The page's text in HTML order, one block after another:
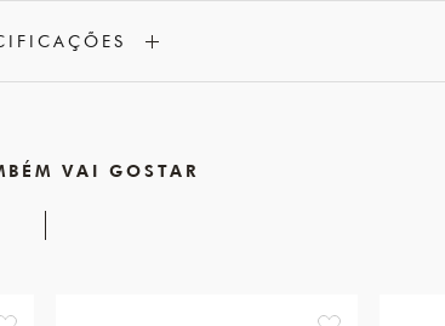
VAI GOSTAR